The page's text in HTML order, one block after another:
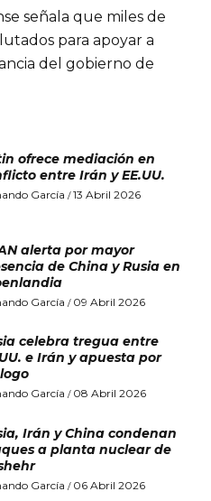
señala que miles de
para apoyar a
del gobierno de
ofrece mediación en
entre Irán y EE.UU.
García /13 Abril 2026
alerta por mayor
de China y Rusia en
García / 09 Abril 2026
celebra tregua entre
e Irán y apuesta por
García / 08 Abril 2026
Irán y China condenan
a planta nuclear de
García / 06 Abril 2026